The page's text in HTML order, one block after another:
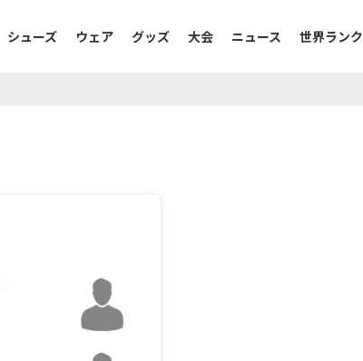
シューズ ウェア グッズ 大会 ニュース 世界ランク